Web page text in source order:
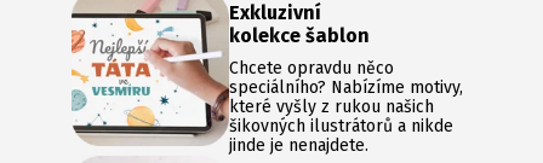
Exkluzivní
kolekce šablon
Chcete opravdu něco
speciálního? Nabízíme motivy,
které vyšly z rukou našich
šikovných ilustrátorů a nikde
jinde je nenajdete.